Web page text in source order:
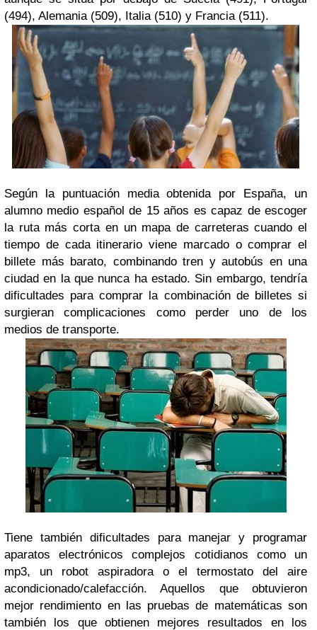
(494), Alemania (509), Italia (510) y Francia (511).
Según la puntuación media obtenida por España, un
alumno medio español de 15 años es capaz de escoger
la ruta más corta en un mapa de carreteras cuando el
tiempo de cada itinerario viene marcado o comprar el
billete más barato, combinando tren y autobús en una
ciudad en la que nunca ha estado. Sin embargo, tendría
dificultades para comprar la combinación de billetes si
surgieran complicaciones como perder uno de los
medios de transporte.
Tiene también dificultades para manejar y programar
aparatos electrónicos complejos cotidianos como un
mp3, un robot aspiradora o el termostato del aire
acondicionado/calefacción. Aquellos que obtuvieron
mejor rendimiento en las pruebas de matemáticas son
también los que obtienen mejores resultados en los